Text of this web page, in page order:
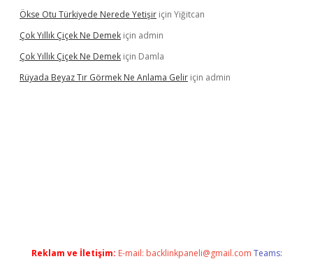
Ökse Otu Türkiyede Nerede Yetişir için Yiğitcan
Çok Yıllık Çiçek Ne Demek için admin
Çok Yıllık Çiçek Ne Demek için Damla
Rüyada Beyaz Tır Görmek Ne Anlama Gelir için admin
Reklam ve İletişim: E-mail: backlinkpaneli@gmail.com Teams: